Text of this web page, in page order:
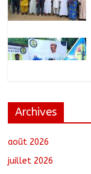
Archives
août 2026
juillet 2026